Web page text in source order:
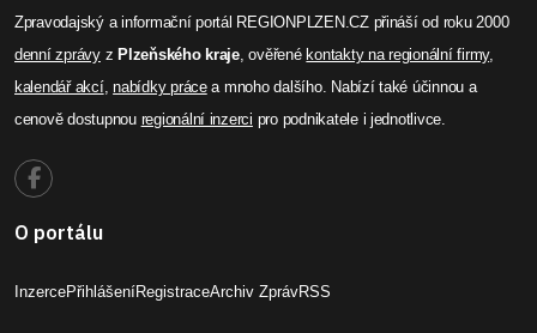
Zpravodajský a informační portál REGIONPLZEN.CZ přináší od roku 2000
denní zprávyz Plzeňského kraje, ověřené kontakty na regionální firmy,
kalendář akcí,nabídky prácea mnoho dalšího. Nabízí také účinnou a
cenově dostupnou regionální inzerci pro podnikatele i jednotlivce.
O portálu
InzercePřihlášeníRegistraceArchiv ZprávRSS